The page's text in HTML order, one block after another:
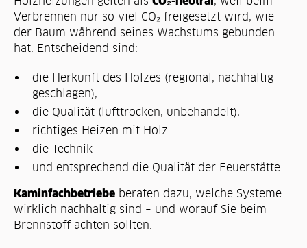
Verbrennen nur so viel CO₂ freigesetzt wird, wie
der Baum während seines Wachstums gebunden
hat. Entscheidend sind:
die Herkunft des Holzes (regional, nachhaltig
geschlagen),
die Qualität (lufttrocken, unbehandelt),
richtiges Heizen mit Holz
die Technik
und entsprechend die Qualität der Feuerstätte.
Kaminfachbetriebeberaten dazu, welche Systeme
wirklich nachhaltig sind – und worauf Sie beim
Brennstoff achten sollten.